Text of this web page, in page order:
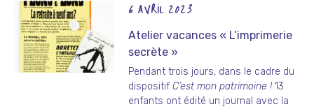
6 AVRIL 2023
Atelier vacances « L’imprimerie
secrète »
Pendant trois jours, dans le cadre du
dispositifC’est mon patrimoine ! 13
enfants ont édité un journal avec la